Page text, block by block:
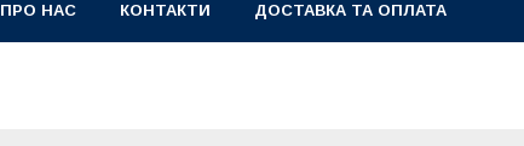
ПРО НАС КОНТАКТИ ДОСТАВКА ТА ОПЛАТА